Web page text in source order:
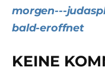
morgen---
bald-eroffnet
KEINE